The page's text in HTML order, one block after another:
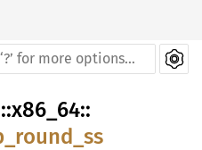
::x86_64::